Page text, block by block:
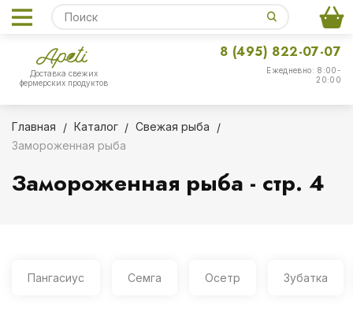
Доставка свежих
фермерских продуктов
Ежедневно: 8:00-
20:00
8 (495) 822-07-07
Главная Каталог
Свежая рыба
Замороженная рыба
Замороженная рыба - стр. 4
Пангасиус Семга Осетр Зубатка